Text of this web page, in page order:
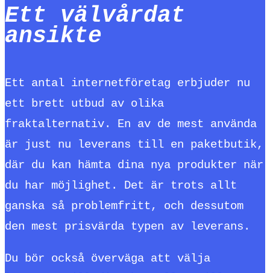
Ett välvårdat
ansikte
Ett antal internetföretag erbjuder nu
ett brett utbud av olika
fraktalternativ. En av de mest använda
är just nu leverans till en paketbutik,
där du kan hämta dina nya produkter när
du har möjlighet. Det är trots allt
ganska så problemfritt, och dessutom
den mest prisvärda typen av leverans.
Du bör också överväga att välja